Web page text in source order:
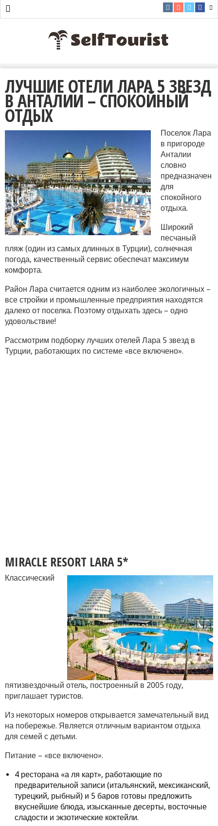
ЛУЧШИЕ ОТЕЛИ ЛАРА 5 ЗВЕЗД
В АНТАЛИИ – СПОКОЙНЫЙ
ОТДЫХ
Поселок Лара
в пригороде
Анталии
словно
предназначен
для
спокойного
отдыха.
Широкий
песчаный
пляж (один из самых длинных в Турции), солнечная
погода, качественный сервис обеспечат максимум
комфорта.
Район Лара считается одним из наиболее экологичных –
все стройки и промышленные предприятия находятся
далеко от поселка. Поэтому отдыхать здесь – одно
удовольствие!
Рассмотрим подборку лучших отелей Лара 5 звезд в
Турции, работающих по системе «все включено».
MIRACLE RESORT LARA 5*
Классический
пятизвездочный отель, построенный в 2005 году,
приглашает туристов.
Из некоторых номеров открывается замечательный вид
на побережье. Является отличным вариантом отдыха
для семей с детьми.
Питание – «все включено».
4 ресторана «а ля карт», работающие по
предварительной записи (итальянский, мексиканский,
турецкий, рыбный) и 5 баров готовы предложить
вкуснейшие блюда, изысканные десерты, восточные
сладости и экзотические коктейли.